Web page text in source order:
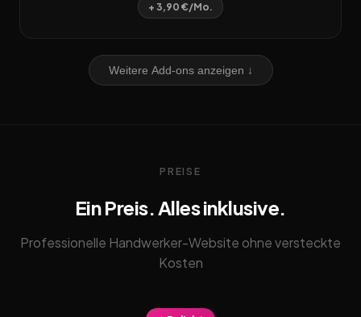
+ 3,90 €/Mo.
Weitere Add-ons anzeigen ↓
PREISE
Ein Preis. Alles inklusive.
Professionelle Handwerker-Website ohne versteckte
Kosten